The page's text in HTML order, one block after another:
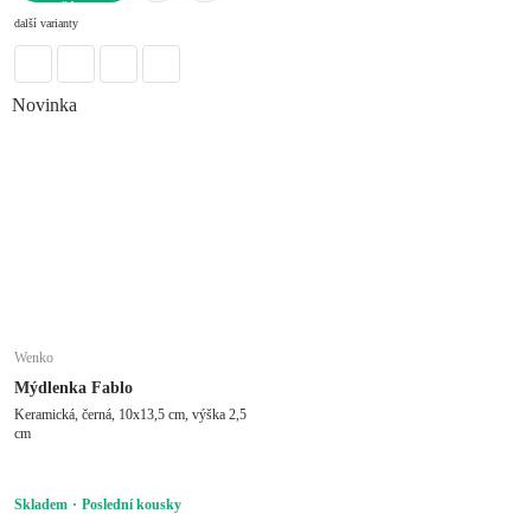
další varianty
Novinka
Wenko
Mýdlenka Fablo
Keramická, černá, 10x13,5 cm, výška 2,5
cm
Skladem Poslední kousky